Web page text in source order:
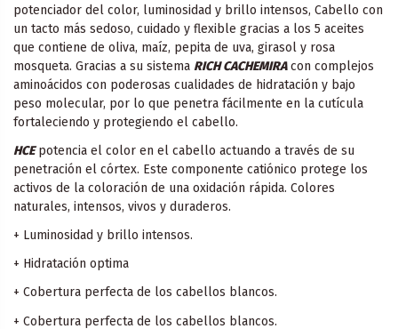
potenciador del color, luminosidad y brillo intensos, Cabello con
un tacto más sedoso, cuidado y flexible gracias a los 5 aceites
que contiene de oliva, maíz, pepita de uva, girasol y rosa
mosqueta. Gracias a su sistema RICH CACHEMIRAcon complejos
aminoácidos con poderosas cualidades de hidratación y bajo
peso molecular, por lo que penetra fácilmente en la cutícula
fortaleciendo y protegiendo el cabello.
HCEpotencia el color en el cabello actuando a través de su
penetración el córtex. Este componente catiónico protege los
activos de la coloración de una oxidación rápida. Colores
naturales, intensos, vivos y duraderos.
+ Luminosidad y brillo intensos.
+ Hidratación optima
+ Cobertura perfecta de los cabellos blancos.
+ Cobertura perfecta de los cabellos blancos.